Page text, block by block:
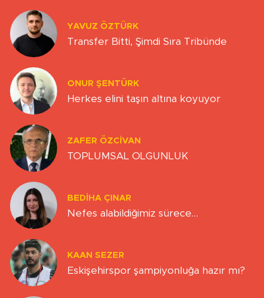
YAVUZ ÖZTÜRK
Transfer Bitti, Şimdi Sıra Tribünde
ONUR ŞENTÜRK
Herkes elini taşın altına koyuyor
ZAFER ÖZCIVAN
TOPLUMSAL OLGUNLUK
BEDIHA ÇINAR
Nefes alabildiğimiz sürece…
KAAN SEZER
Eskişehirspor şampiyonluğa hazır mı?